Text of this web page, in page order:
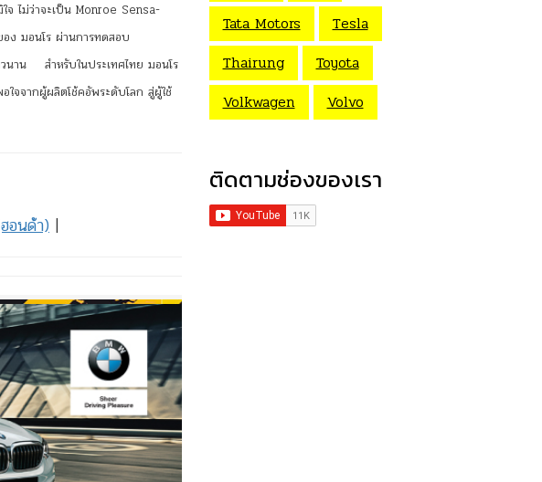
จ ไม่ว่าจะเป็น Monroe Sensa-
ง มอนโร ผ่านการทดสอบ
นาน สำหรับในประเทศไทย มอนโร
ใจจากผู้ผลิตโช้คอัพระดับโลก สู่ผู้ใช้
อนด้า) |
Tata Motors
Tesla
Thairung
Toyota
Volkwagen
Volvo
ติดตามช่องของเรา